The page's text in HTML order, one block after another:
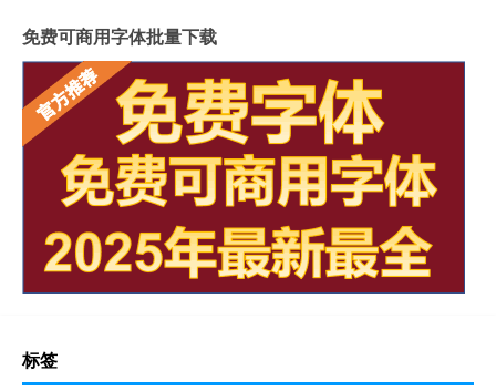
免费可商用字体批量下载
标签